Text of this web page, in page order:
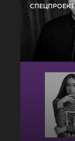
СПЕЦПРОЕКТ